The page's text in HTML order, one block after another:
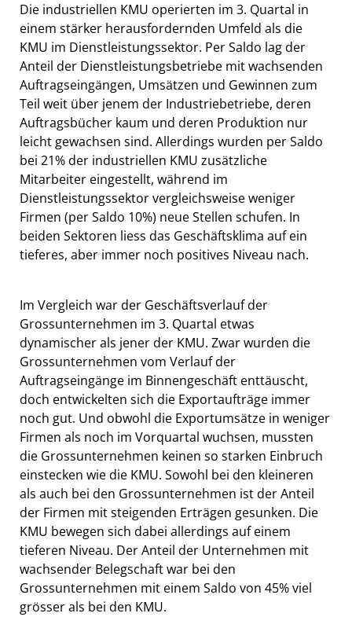
Die industriellen KMU operierten im 3. Quartal in
einem stärker herausfordernden Umfeld als die
KMU im Dienstleistungssektor. Per Saldo lag der
Anteil der Dienstleistungsbetriebe mit wachsenden
Auftragseingängen, Umsätzen und Gewinnen zum
Teil weit über jenem der Industriebetriebe, deren
Auftragsbücher kaum und deren Produktion nur
leicht gewachsen sind. Allerdings wurden per Saldo
bei 21% der industriellen KMU zusätzliche
Mitarbeiter eingestellt, während im
Dienstleistungssektor vergleichsweise weniger
Firmen (per Saldo 10%) neue Stellen schufen. In
beiden Sektoren liess das Geschäftsklima auf ein
tieferes, aber immer noch positives Niveau nach.
Im Vergleich war der Geschäftsverlauf der
Grossunternehmen im 3. Quartal etwas
dynamischer als jener der KMU. Zwar wurden die
Grossunternehmen vom Verlauf der
Auftragseingänge im Binnengeschäft enttäuscht,
doch entwickelten sich die Exportaufträge immer
noch gut. Und obwohl die Exportumsätze in weniger
Firmen als noch im Vorquartal wuchsen, mussten
die Grossunternehmen keinen so starken Einbruch
einstecken wie die KMU. Sowohl bei den kleineren
als auch bei den Grossunternehmen ist der Anteil
der Firmen mit steigenden Erträgen gesunken. Die
KMU bewegen sich dabei allerdings auf einem
tieferen Niveau. Der Anteil der Unternehmen mit
wachsender Belegschaft war bei den
Grossunternehmen mit einem Saldo von 45% viel
grösser als bei den KMU.